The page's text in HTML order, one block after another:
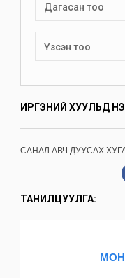
Дагасан тоо
Үзсэн тоо
ИРГЭНИЙ ХУУЛЬД
САНАЛ АВЧ ДУУСАХ
ТАНИЛЦУУЛГА: